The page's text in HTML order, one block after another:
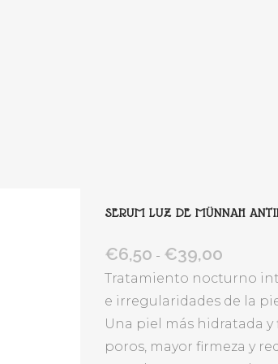
SERUM LUZ DE MÜNNAH
€6,50 - €39,00
de
precios:
desde
€6,50
Tratamiento nocturno
e irregularidades de la
Una piel más hidratada
poros, mayor firmeza y